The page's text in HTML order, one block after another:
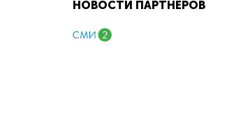
НОВОСТИ ПАРТНЕРОВ